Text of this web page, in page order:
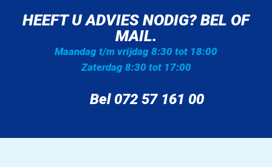
HEEFT U ADVIES NODIG? BEL OF
MAIL.
Maandag t/m vrijdag 8:30 tot 18:00
Zaterdag 8:30 tot 17:00
Bel 072 57 161 00